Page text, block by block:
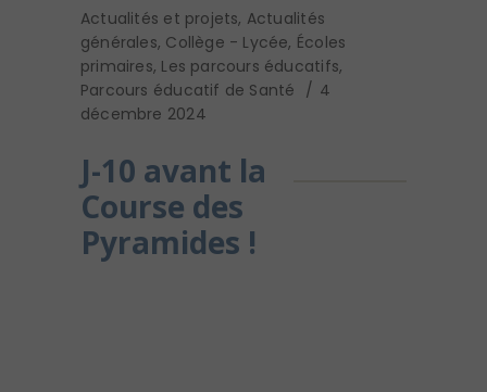
Actualités et projets, Actualités
générales, Collège - Lycée, Écoles
primaires, Les parcours éducatifs,
Parcours éducatif de Santé
4
décembre 2024
J-10 avant la
Course des
Pyramides !